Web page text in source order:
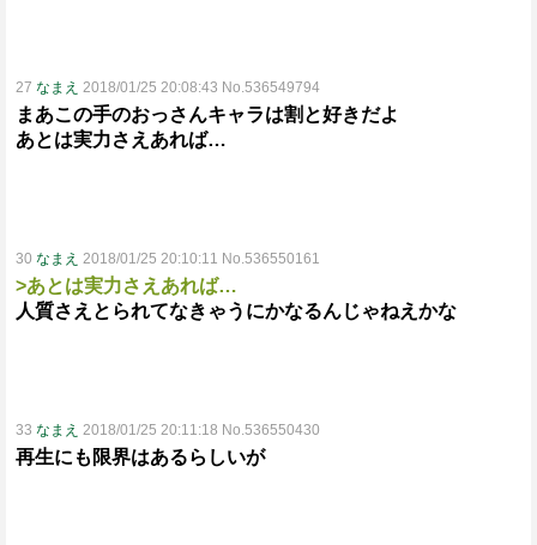
27 なまえ 2018/01/25 20:08:43 No.536549794
まあこの手のおっさんキャラは割と好きだよ
あとは実力さえあれば…
30 なまえ 2018/01/25 20:10:11 No.536550161
>あとは実力さえあれば…
人質さえとられてなきゃうにかなるんじゃねえかな
33 なまえ 2018/01/25 20:11:18 No.536550430
再生にも限界はあるらしいが